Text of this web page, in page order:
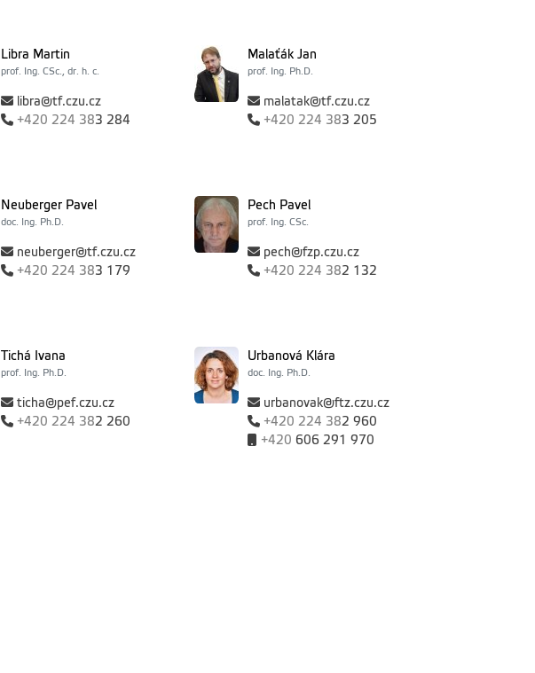
Libra Martin
prof. Ing. CSc., dr. h. c.
libra@tf.czu.cz
+420 224 383 284
Malaťák Jan
prof. Ing. Ph.D.
malatak@tf.czu.cz
+420 224 383 205
Neuberger Pavel
doc. Ing. Ph.D.
neuberger@tf.czu.cz
+420 224 383 179
Pech Pavel
prof. Ing. CSc.
pech@fzp.czu.cz
+420 224 382 132
Tichá Ivana
prof. Ing. Ph.D.
ticha@pef.czu.cz
+420 224 382 260
Urbanová Klára
doc. Ing. Ph.D.
urbanovak@ftz.czu.cz
+420 224 382 960
+420 606 291 970